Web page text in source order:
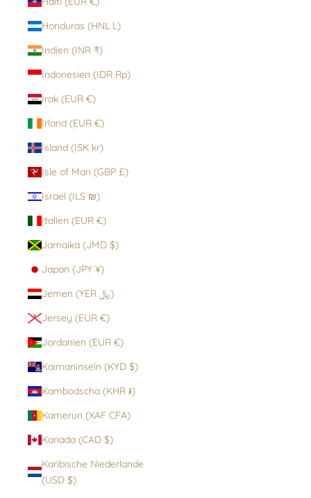
Honduras (HNL L)
Indien (INR ₹)
Indonesien (IDR Rp)
Irak (EUR €)
Irland (EUR €)
Island (ISK kr)
Isle of Man (GBP £)
Israel (ILS ₪)
Italien (EUR €)
Jamaika (JMD $)
Japan (JPY ¥)
Jemen (YER ﷼)
Jersey (EUR €)
Jordanien (EUR €)
Kaimaninseln (KYD $)
Kambodscha (KHR ៛)
Kamerun (XAF CFA)
Kanada (CAD $)
Karibische Niederlande
(USD $)